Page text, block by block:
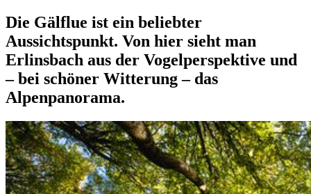
Die Gälflue ist ein beliebter
Aussichtspunkt. Von hier sieht man
Erlinsbach aus der Vogelperspektive und
– bei schöner Witterung – das
Alpenpanorama.